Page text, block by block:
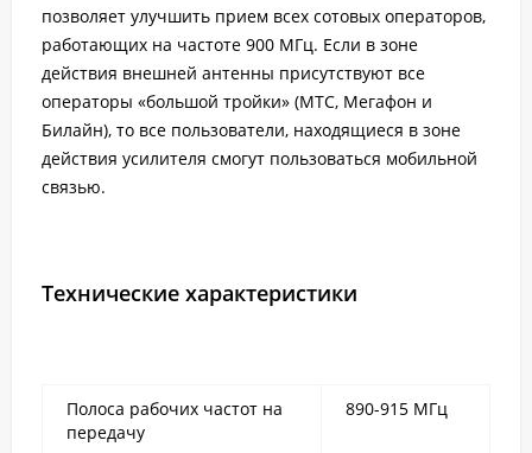
позволяет улучшить прием всех сотовых операторов,
работающих на частоте 900 МГц. Если в зоне
действия внешней антенны присутствуют все
операторы «большой тройки» (МТС, Мегафон и
Билайн), то все пользователи, находящиеся в зоне
действия усилителя смогут пользоваться мобильной
связью.
Технические характеристики
Полоса рабочих частот на
передачу
890-915 МГц